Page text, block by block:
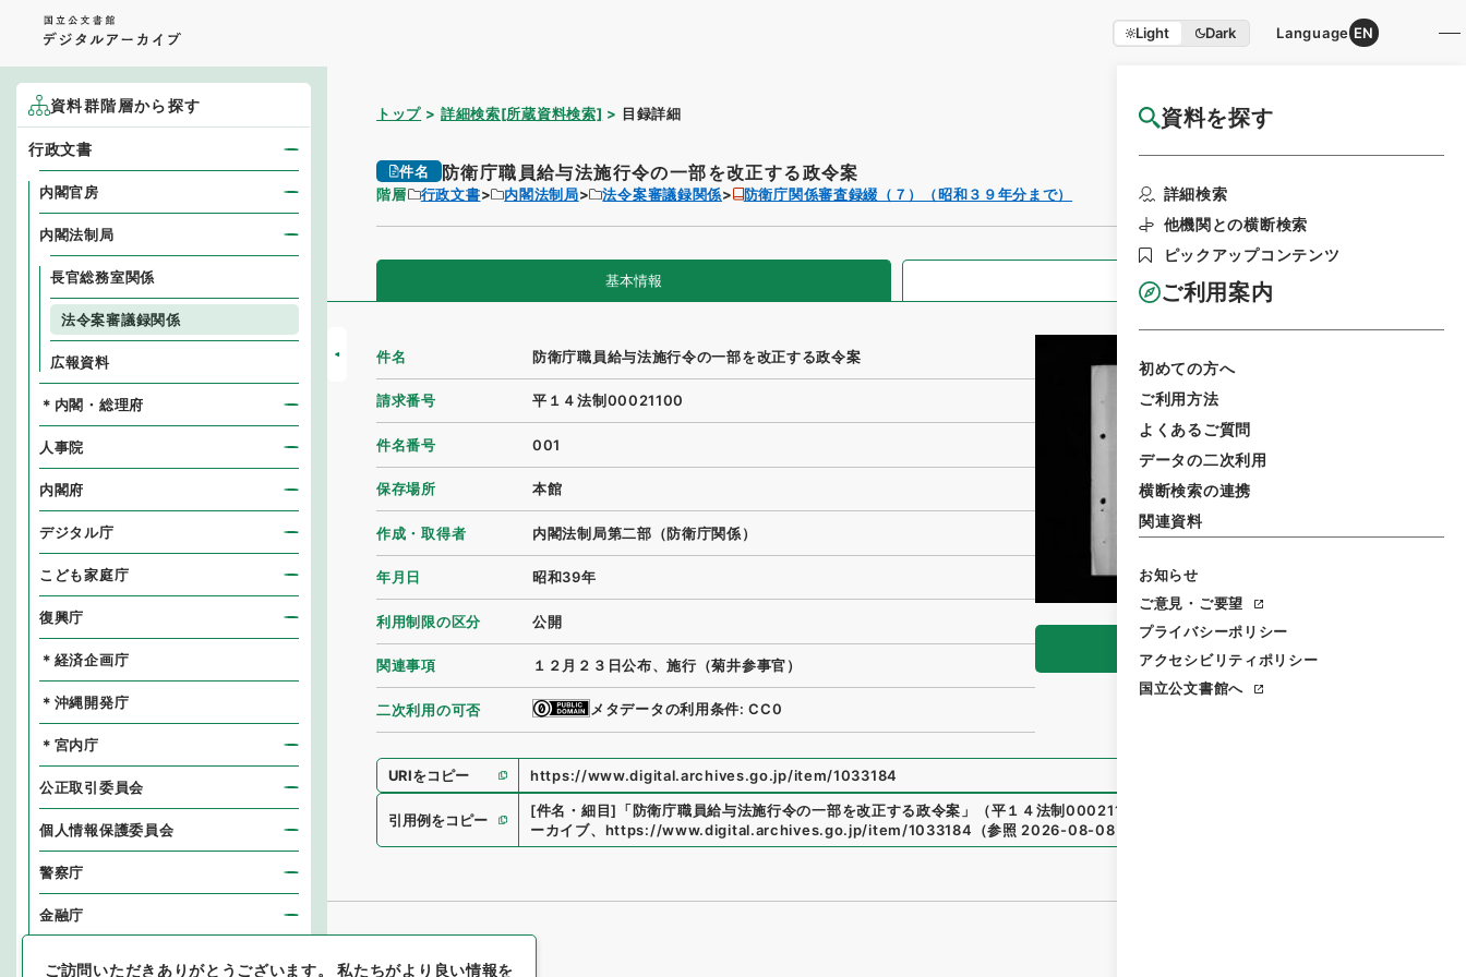
Light Dark Language EN
資料を探す
詳細検索
他機関との横断検索
ピックアップコンテンツ
ご利用案内
初めての方へ
ご利用方法
よくあるご質問
データの二次利用
横断検索の連携
関連資料
お知らせ
ご意見・ご要望
プライバシーポリシー
アクセシビリティポリシー
国立公文書館へ
トップ 詳細検索[所蔵資料検索] 目録詳細 国立公文書館HP利用案内
件名 防衛庁職員給与法施行令の一部を改正する政令案
階層 行政文書 内閣法制局 法令案審議録関係 防衛庁関係審査録綴（７）（昭和３９年分まで）
基本情報 全ての情報
件名 防衛庁職員給与法施行令の一部を改正する政令案
請求番号 平１４法制00021100
件名番号 001
保存場所 本館
作成・取得者 内閣法制局第二部（防衛庁関係）
年月日 昭和39年
利用制限の区分 公開
関連事項 １２月２３日公布、施行（菊井参事官）
二次利用の可否 メタデータの利用条件: CC0
URIをコピー https://www.digital.archives.go.jp/item/1033184
引用例をコピー
[件名・細目] 「防衛庁職員給与法施行令の一部を改正する政令案 」 （平１４法制00021100-00100
ーカイブ、 https://www.digital.archives.go.jp/item/1033184 （参照 2026-08-08
資料群階層から探す
行政文書
内閣官房
内閣法制局
長官総務室関係
法令案審議録関係
広報資料
＊内閣・総理府
人事院
内閣府
デジタル庁
こども家庭庁
復興庁
＊経済企画庁
＊沖縄開発庁
＊宮内庁
公正取引委員会
個人情報保護委員会
警察庁
金融庁
ご訪問いただきありがとうございます。私たちがより良い情報を